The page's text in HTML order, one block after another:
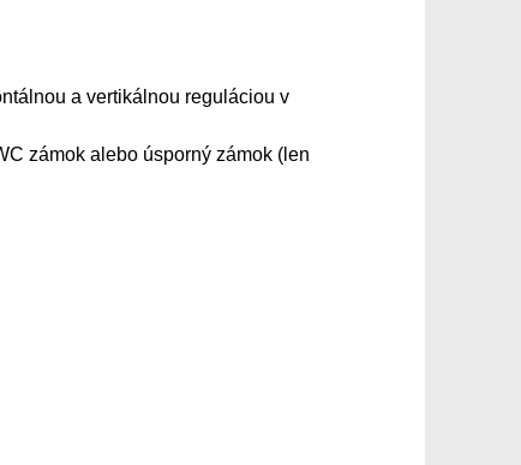
a vertikálnou reguláciou v
zámok alebo úsporný zámok (len